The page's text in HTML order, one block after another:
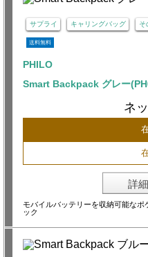
サプライ キャリングバッグ そ
送料無料
PHILO
Smart Backpack グレー
ネ
詳
モバイルバッテリーを収納可能な
ック